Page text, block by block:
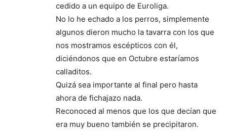
cedido a un equipo de Euroliga.
No lo he echado a los perros, simplemente
algunos dieron mucho la tavarra con los que
nos mostramos escépticos con él,
diciéndonos que en Octubre estaríamos
calladitos.
Quizá sea importante al final pero hasta
ahora de fichajazo nada.
Reconoced al menos que los que decían que
era muy bueno también se precipitaron.